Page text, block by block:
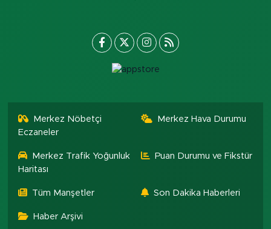
Merkez Nöbetçi
Eczaneler
Merkez Hava Durumu
Merkez Trafik Yoğunluk
Haritası
Puan Durumu ve Fikstür
Tüm Manşetler Son Dakika Haberleri
Haber Arşivi